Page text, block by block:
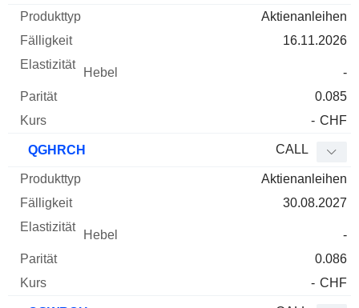
Aktienanleihen
16.11.2026
-
0.085
- CHF
QGHRCH CALL
Aktienanleihen
30.08.2027
-
0.086
- CHF